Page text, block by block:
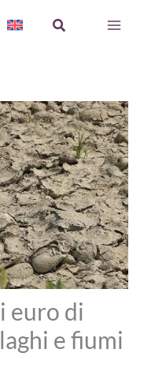
Cerca
euro di
e fiumi